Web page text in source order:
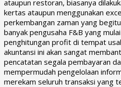
ataupun restoran, biasanya
kertas ataupun menggunakan
perkembangan zaman yang
banyak pengusaha F&B yang
penghitungan profit di tempat
akuntansi ini akan sangat
pencatatan segala pembayaran
mempermudah pengelolaan
merekam seluruh transaksi yang